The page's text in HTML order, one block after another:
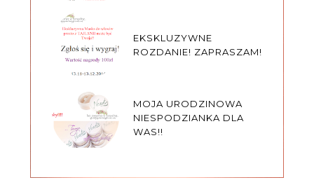
EKSKLUZYWNE
ROZDANIE! ZAPRASZAM!
MOJA URODZINOWA
NIESPODZIANKA DLA
WAS!!